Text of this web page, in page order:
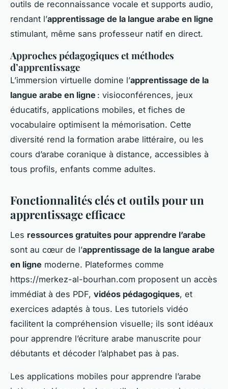
outils de reconnaissance vocale et supports audio,
rendant l’apprentissage de la langue arabe en ligne
stimulant, même sans professeur natif en direct.
Approches pédagogiques et méthodes
d’apprentissage
L’immersion virtuelle domine l’apprentissage de la
langue arabe en ligne : visioconférences, jeux
éducatifs, applications mobiles, et fiches de
vocabulaire optimisent la mémorisation. Cette
diversité rend la formation arabe littéraire, ou les
cours d’arabe coranique à distance, accessibles à
tous profils, enfants comme adultes.
Fonctionnalités clés et outils pour un
apprentissage efficace
Les ressources gratuites pour apprendre l’arabe
sont au cœur de l’apprentissage de la langue arabe
en ligne moderne. Plateformes comme
https://merkez-al-bourhan.com proposent un accès
immédiat à des PDF, vidéos pédagogiques, et
exercices adaptés à tous. Les tutoriels vidéo
facilitent la compréhension visuelle; ils sont idéaux
pour apprendre l’écriture arabe manuscrite pour
débutants et décoder l’alphabet pas à pas.
Les applications mobiles pour apprendre l’arabe